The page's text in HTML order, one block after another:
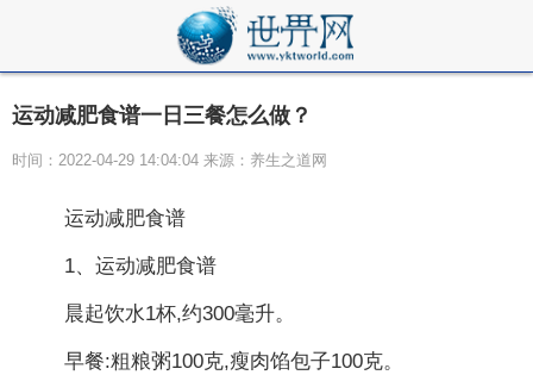
运动减肥食谱一日三餐怎么做？
时间：2022-04-29 14:04:04 来源：养生之道网
运动减肥食谱
1、运动减肥食谱
晨起饮水1杯,约300毫升。
早餐:粗粮粥100克,瘦肉馅包子100克。